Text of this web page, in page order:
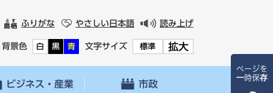
ふりがな やさしい日本語 読み上げ
背景色 白 黒 青 文字サイズ 標準 拡大
ビジネス・産業 市政
ページを
一時保存